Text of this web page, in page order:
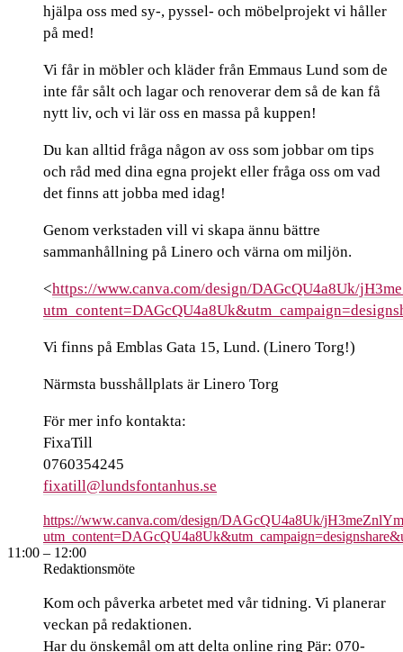
hjälpa oss med sy-, pyssel- och möbelprojekt vi håller
på med!
Vi får in möbler och kläder från Emmaus Lund som de
inte får sålt och lagar och renoverar dem så de kan få
nytt liv, och vi lär oss en massa på kuppen!
Du kan alltid fråga någon av oss som jobbar om tips
och råd med dina egna projekt eller fråga oss om vad
det finns att jobba med idag!
Genom verkstaden vill vi skapa ännu bättre
sammanhållning på Linero och värna om miljön.
<https://www.canva.com/design/DAGcQU4a8Uk/
Vi finns på Emblas Gata 15, Lund. (Linero Torg!)
Närmsta busshållplats är Linero Torg
För mer info kontakta:
FixaTill
0760354245
fixatill@lundsfontanhus.se
https://www.canva.com/design/DAGcQU4a8Uk/
11:00 – 12:00
Redaktionsmöte
Kom och påverka arbetet med vår tidning. Vi planerar
veckan på redaktionen.
Har du önskemål om att delta online ring Pär: 070-